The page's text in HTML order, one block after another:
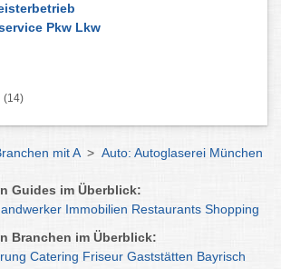
Pkw Lkw
(14)
mit A > Auto: Autoglaserei München
Guides im Überblick:
Immobilien Restaurants Shopping
Branchen im Überblick:
Catering Friseur Gaststätten Bayrisch